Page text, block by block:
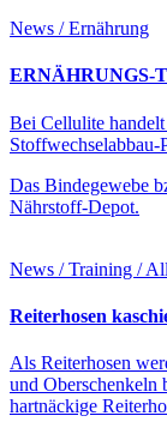
News / Ernährung
ERNÄHRUNGS-
Bei Cellulite
Das Bindegewebe
Nährstoff-Depot.
News / Training /
Reiterhosen
Als Reiterhosen
und Oberschenkeln
hartnäckige